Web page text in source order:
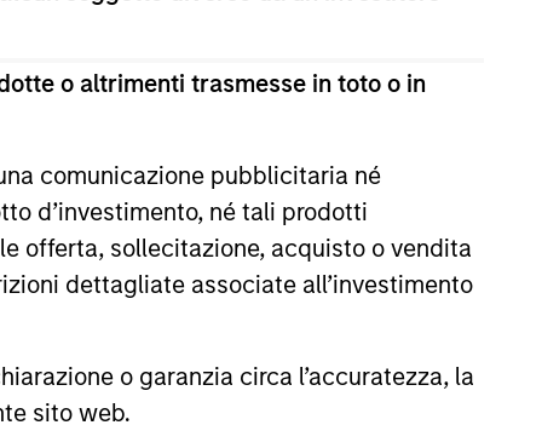
o altrimenti trasmesse in toto o in
comunicazione pubblicitaria né
d’investimento, né tali prodotti
offerta, sollecitazione, acquisto o vendita
dettagliate associate all’investimento
o garanzia circa l’accuratezza, la
sito web.
a capitale variabile di diritto lussemburghese.
versione del Prospetto Informativo, del documento
relazione annuale e della relazione semestrale
titolo gratuito presso la Sede legale all’indirizzo
sito web sopra indicato.
Form), mentre la sezione “Informazioni
gli investitori di Hong Kong. Copie gratuite in
statuto e delle relazioni annuali e semestrali e
Paese del SEE in cui esso è registrato per la vendita,